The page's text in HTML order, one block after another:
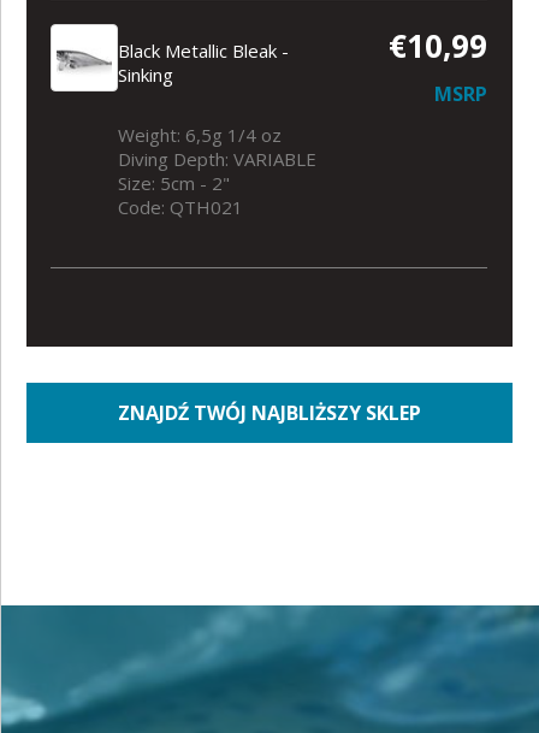
Black Metallic Bleak -
Sinking
€10,99
MSRP
Weight: 6,5g 1/4 oz
Diving Depth: VARIABLE
Size: 5cm - 2"
Code: QTH021
ZNAJDŹ TWÓJ NAJBLIŻSZY SKLEP